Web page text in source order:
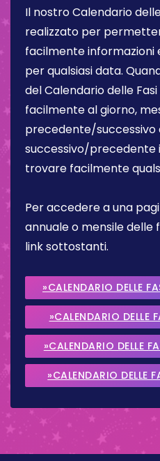
Il nostro Calendario
realizzato per
facilmente informazioni
per qualsiasi data.
del Calendario delle
facilmente al giorno,
precedente/successivo
successivo/
trovare facilmente
Per accedere a una
annuale o mensile delle
link sottostanti.
»CALENDARIO DELLE
»CALENDARIO DELLE
»CALENDARIO DELLE
»CALENDARIO DELLE